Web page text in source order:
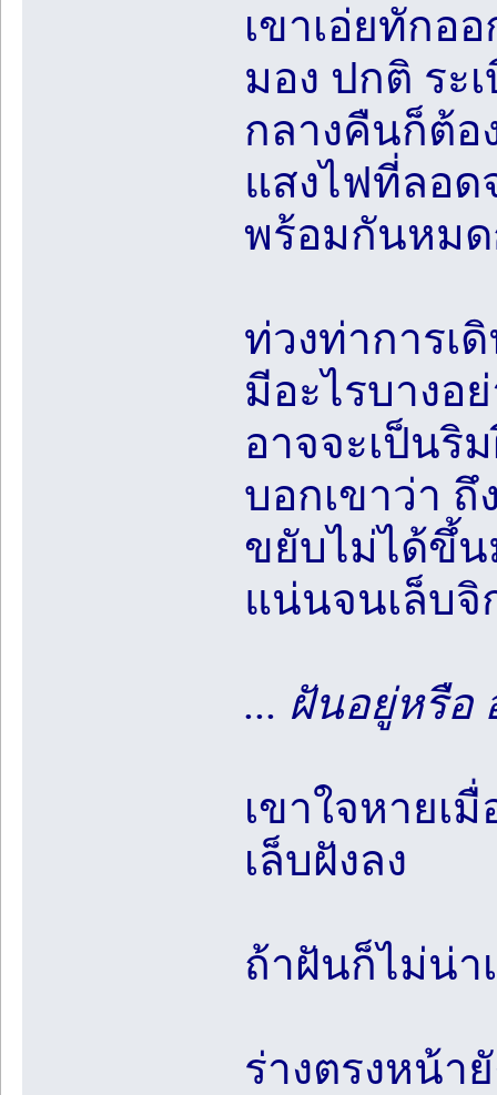
เขาเอ่ยทักอ
มอง ปกติ ระ
กลางคืนก็ต้อ
แสงไฟที่ลอด
พร้อมกันหม
ท่วงท่าการเ
มีอะไรบางอ
อาจจะเป็นริ
บอกเขาว่า
ขยับไม่ได้ขึ้น
แน่นจนเล็บจิ
... ฝันอยู่หรือ
เขาใจหายเ
เล็บฝังลง
ถ้าฝันก็ไม่น่า
ร่างตรงหน้า